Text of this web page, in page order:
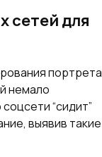
сетей для
портрета
немало
“сидит”
выявив такие